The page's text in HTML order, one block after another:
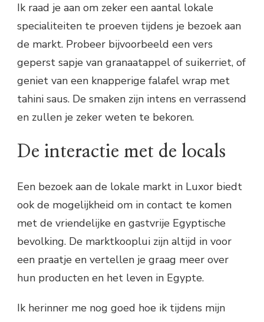
Ik raad je aan om zeker een aantal lokale
specialiteiten te proeven tijdens je bezoek aan
de markt. Probeer bijvoorbeeld een vers
geperst sapje van granaatappel of suikerriet, of
geniet van een knapperige falafel wrap met
tahini saus. De smaken zijn intens en verrassend
en zullen je zeker weten te bekoren.
De interactie met de locals
Een bezoek aan de lokale markt in Luxor biedt
ook de mogelijkheid om in contact te komen
met de vriendelijke en gastvrije Egyptische
bevolking. De marktkooplui zijn altijd in voor
een praatje en vertellen je graag meer over
hun producten en het leven in Egypte.
Ik herinner me nog goed hoe ik tijdens mijn